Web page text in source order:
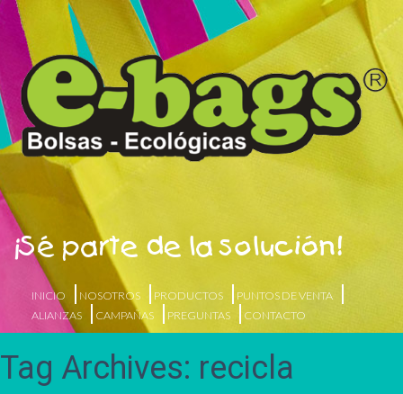
¡Sé parte de la solución!
INICIO NOSOTROS PRODUCTOS
PUNTOS DE VENTA
ALIANZAS
CAMPAÑAS PREGUNTAS CONTACTO
Tag Archives: recicla